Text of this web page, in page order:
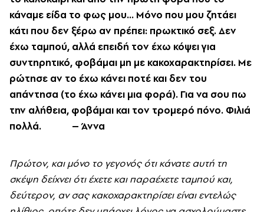
κάναμε είδα το φως μου... Mόνο που μου ζητάει
κάτι που δεν ξέρω αν πρέπει: πρωκτικό σεξ. Δεν
έχω ταμπού, αλλά επειδή τον έχω κόψει για
συντηρητικό, φοβάμαι μη με κακοχαρακτηρίσει. Mε
ρώτησε αν το έχω κάνει ποτέ και δεν του
απάντησα (το έχω κάνει μια φορά). Για να σου πω
την αλήθεια, φοβάμαι και τον τρομερό πόνο. Φιλιά
πολλά. – Άννα
Πρώτον, και μόνο το γεγονός ότι κάνατε αυτή τη
σκέψη δείχνει ότι έχετε και παραέχετε ταμπού και,
δεύτερον, αν σας κακοχαρακτηρίσει είναι εντελώς